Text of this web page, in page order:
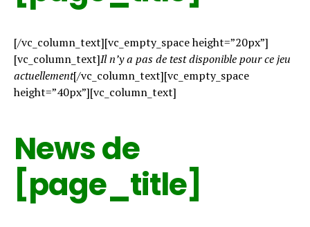
[/vc_column_text][vc_empty_space height=”20px”]
[vc_column_text]Il n’y a pas de test disponible pour ce jeu
actuellement[/vc_column_text][vc_empty_space
height=”40px”][vc_column_text]
News de
[page_title]